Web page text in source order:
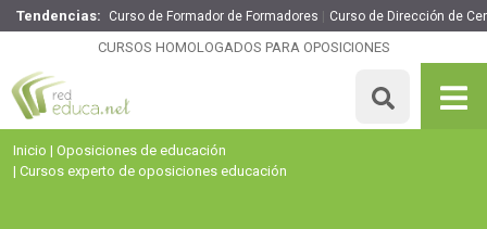
Tendencias: Curso de Formador de Formadores Curso de Dirección de
CURSOS HOMOLOGADOS PARA OPOSICIONES
Inicio
Oposiciones de educación
Cursos experto de oposiciones educación